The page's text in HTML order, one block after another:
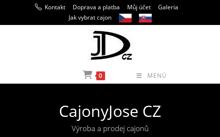
Kontakt Doprava a platba Můj účet
Galeria
Jak vybrat cajon
0 MENÚ
CajonyJose CZ
Výroba a prodej cajonů